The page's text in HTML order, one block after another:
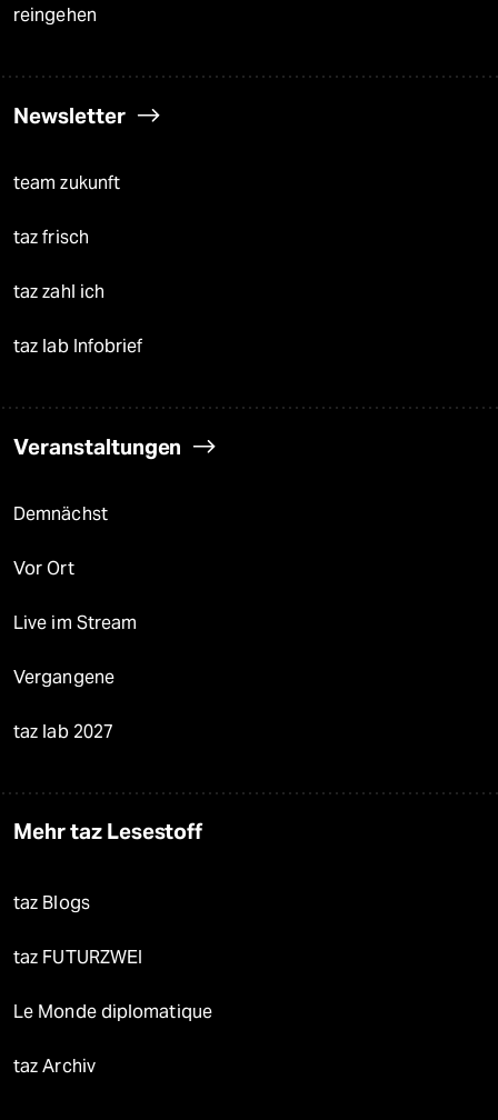
reingehen
Newsletter
team zukunft
taz frisch
taz zahl ich
taz lab Infobrief
Veranstaltungen
Demnächst
Vor Ort
Live im Stream
Vergangene
taz lab 2027
Mehr taz Lesestoff
taz Blogs
taz FUTURZWEI
Le Monde diplomatique
taz Archiv